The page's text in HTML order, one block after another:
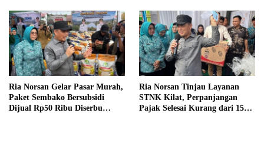
Ria Norsan Gelar Pasar Murah,
Paket Sembako Bersubsidi
Dijual Rp50 Ribu Diserbu
Ria Norsan Tinjau Layanan
STNK Kilat, Perpanjangan
Pajak Selesai Kurang dari 15